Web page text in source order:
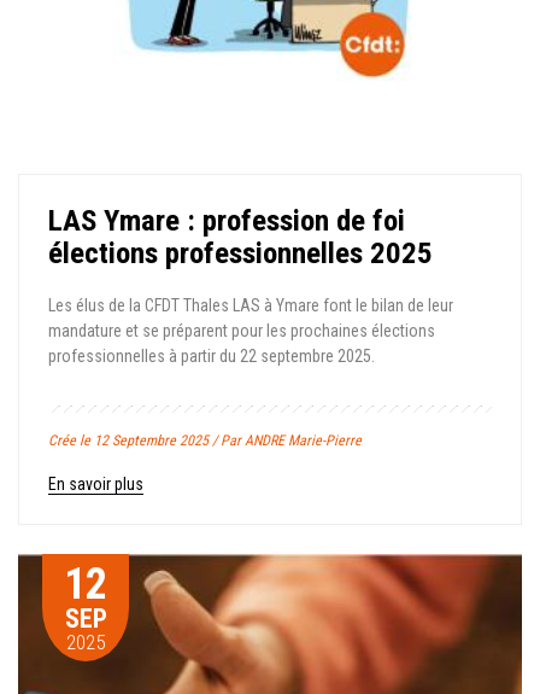
LAS Ymare : profession de foi
élections professionnelles 2025
Les élus de la CFDT Thales LAS à Ymare font le bilan de leur
mandature et se préparent pour les prochaines élections
professionnelles à partir du 22 septembre 2025.
Crée le 12 Septembre 2025 / Par ANDRE Marie-Pierre
En savoir plus
12
SEP
2025